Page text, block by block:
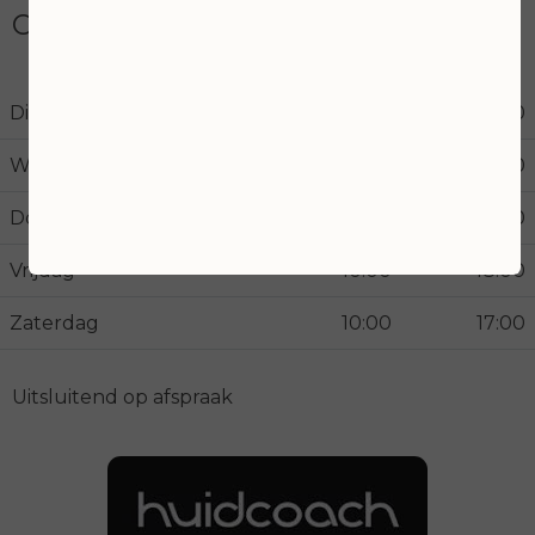
Openingstijden
Dinsdag 18:00
Woensdag 21:00
Donderdag 18:00
Vrijdag 10:00 18:00
Zaterdag 10:00 17:00
Uitsluitend op afspraak